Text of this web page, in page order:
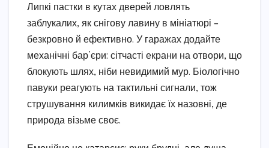
Липкі пастки в кутах дверей ловлять
заблукалих, як снігову лавину в мініатюрі –
безкровно й ефективно. У гаражах додайте
механічні бар’єри: сітчасті екрани на отвори, що
блокують шлях, ніби невидимий мур. Біологічно
павуки реагують на тактильні сигнали, тож
струшування килимків викидає їх назовні, де
природа візьме своє.